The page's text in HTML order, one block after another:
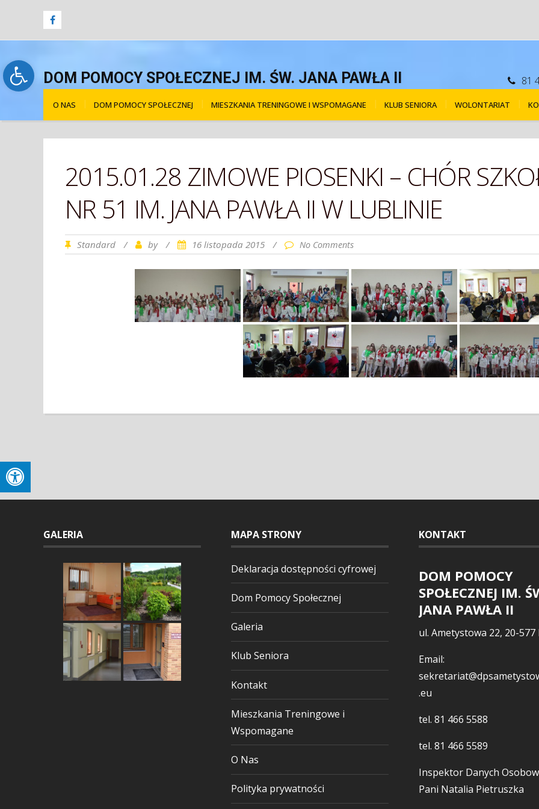
Open toolbarDOM POMOCY SPOŁECZNEJ IM. ŚW. JANA PAWŁA II 81
O NAS DOM POMOCY SPOŁECZNEJ MIESZKANIA TRENINGOWE I WSPOMAGANE KLUB SENIORA WOLONTARIAT
2015.01.28 ZIMOWE PIOSENKI – CHÓR
NR 51 IM. JANA PAWŁA II W LUBLINIE
Standard / by / 16 listopada 2015 / No Comments
GALERIA MAPA STRONY
Deklaracja dostępności cyfrowej
Dom Pomocy Społecznej
Galeria
Klub Seniora
Kontakt
Mieszkania Treningowe i
Wspomagane
O Nas
Polityka prywatności
KONTAKT
DOM POMOCY
SPOŁECZNEJ IM.
JANA PAWŁA II
ul. Ametystowa 22, 20-
Email:
.eu
tel. 81 466 5588
tel. 81 466 5589
Inspektor Danych
Pani Natalia Pietruszka